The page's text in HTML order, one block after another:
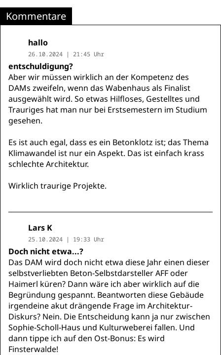
Kommentare
hallo
26.10.2024 | 21:45 Uhr
entschuldigung?
Aber wir müssen wirklich an der Kompetenz des
DAMs zweifeln, wenn das Wabenhaus als Finalist
ausgewählt wird. So etwas Hilfloses, Gestelltes und
Trauriges hat man nur bei Erstsemestern im Studium
gesehen.
Es ist auch egal, dass es ein Betonklotz ist; das Thema
Klimawandel ist nur ein Aspekt. Das ist einfach krass
schlechte Architektur.
Wirklich traurige Projekte.
Lars K
25.10.2024 | 19:33 Uhr
Doch nicht etwa...?
Das DAM wird doch nicht etwa diese Jahr einen dieser
selbstverliebten Beton-Selbstdarsteller AFF oder
Haimerl küren? Dann wäre ich aber wirklich auf die
Begründung gespannt. Beantworten diese Gebäude
irgendeine akut drängende Frage im Architektur-
Diskurs? Nein. Die Entscheidung kann ja nur zwischen
Sophie-Scholl-Haus und Kulturweberei fallen. Und
dann tippe ich auf den Ost-Bonus: Es wird
Finsterwalde!